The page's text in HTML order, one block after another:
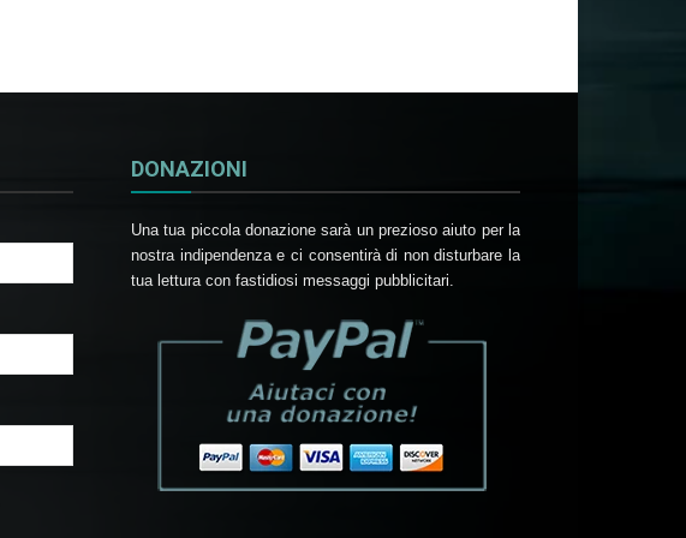
DONAZIONI
Una tua piccola donazione sarà un prezioso aiuto per la
nostra indipendenza e ci consentirà di non disturbare la
tua lettura con fastidiosi messaggi pubblicitari.